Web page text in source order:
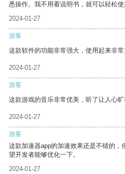
悉操作。我不用看说明书，就可以轻松使
2024-01-27
游客
这款软件的功能非常强大，使用起来非常
2024-01-27
游客
这款游戏的音乐非常优美，听了让人心旷
2024-01-27
游客
这款加速器app的加速效果还是不错的，
望开发者能够优化一下。
2024-01-27